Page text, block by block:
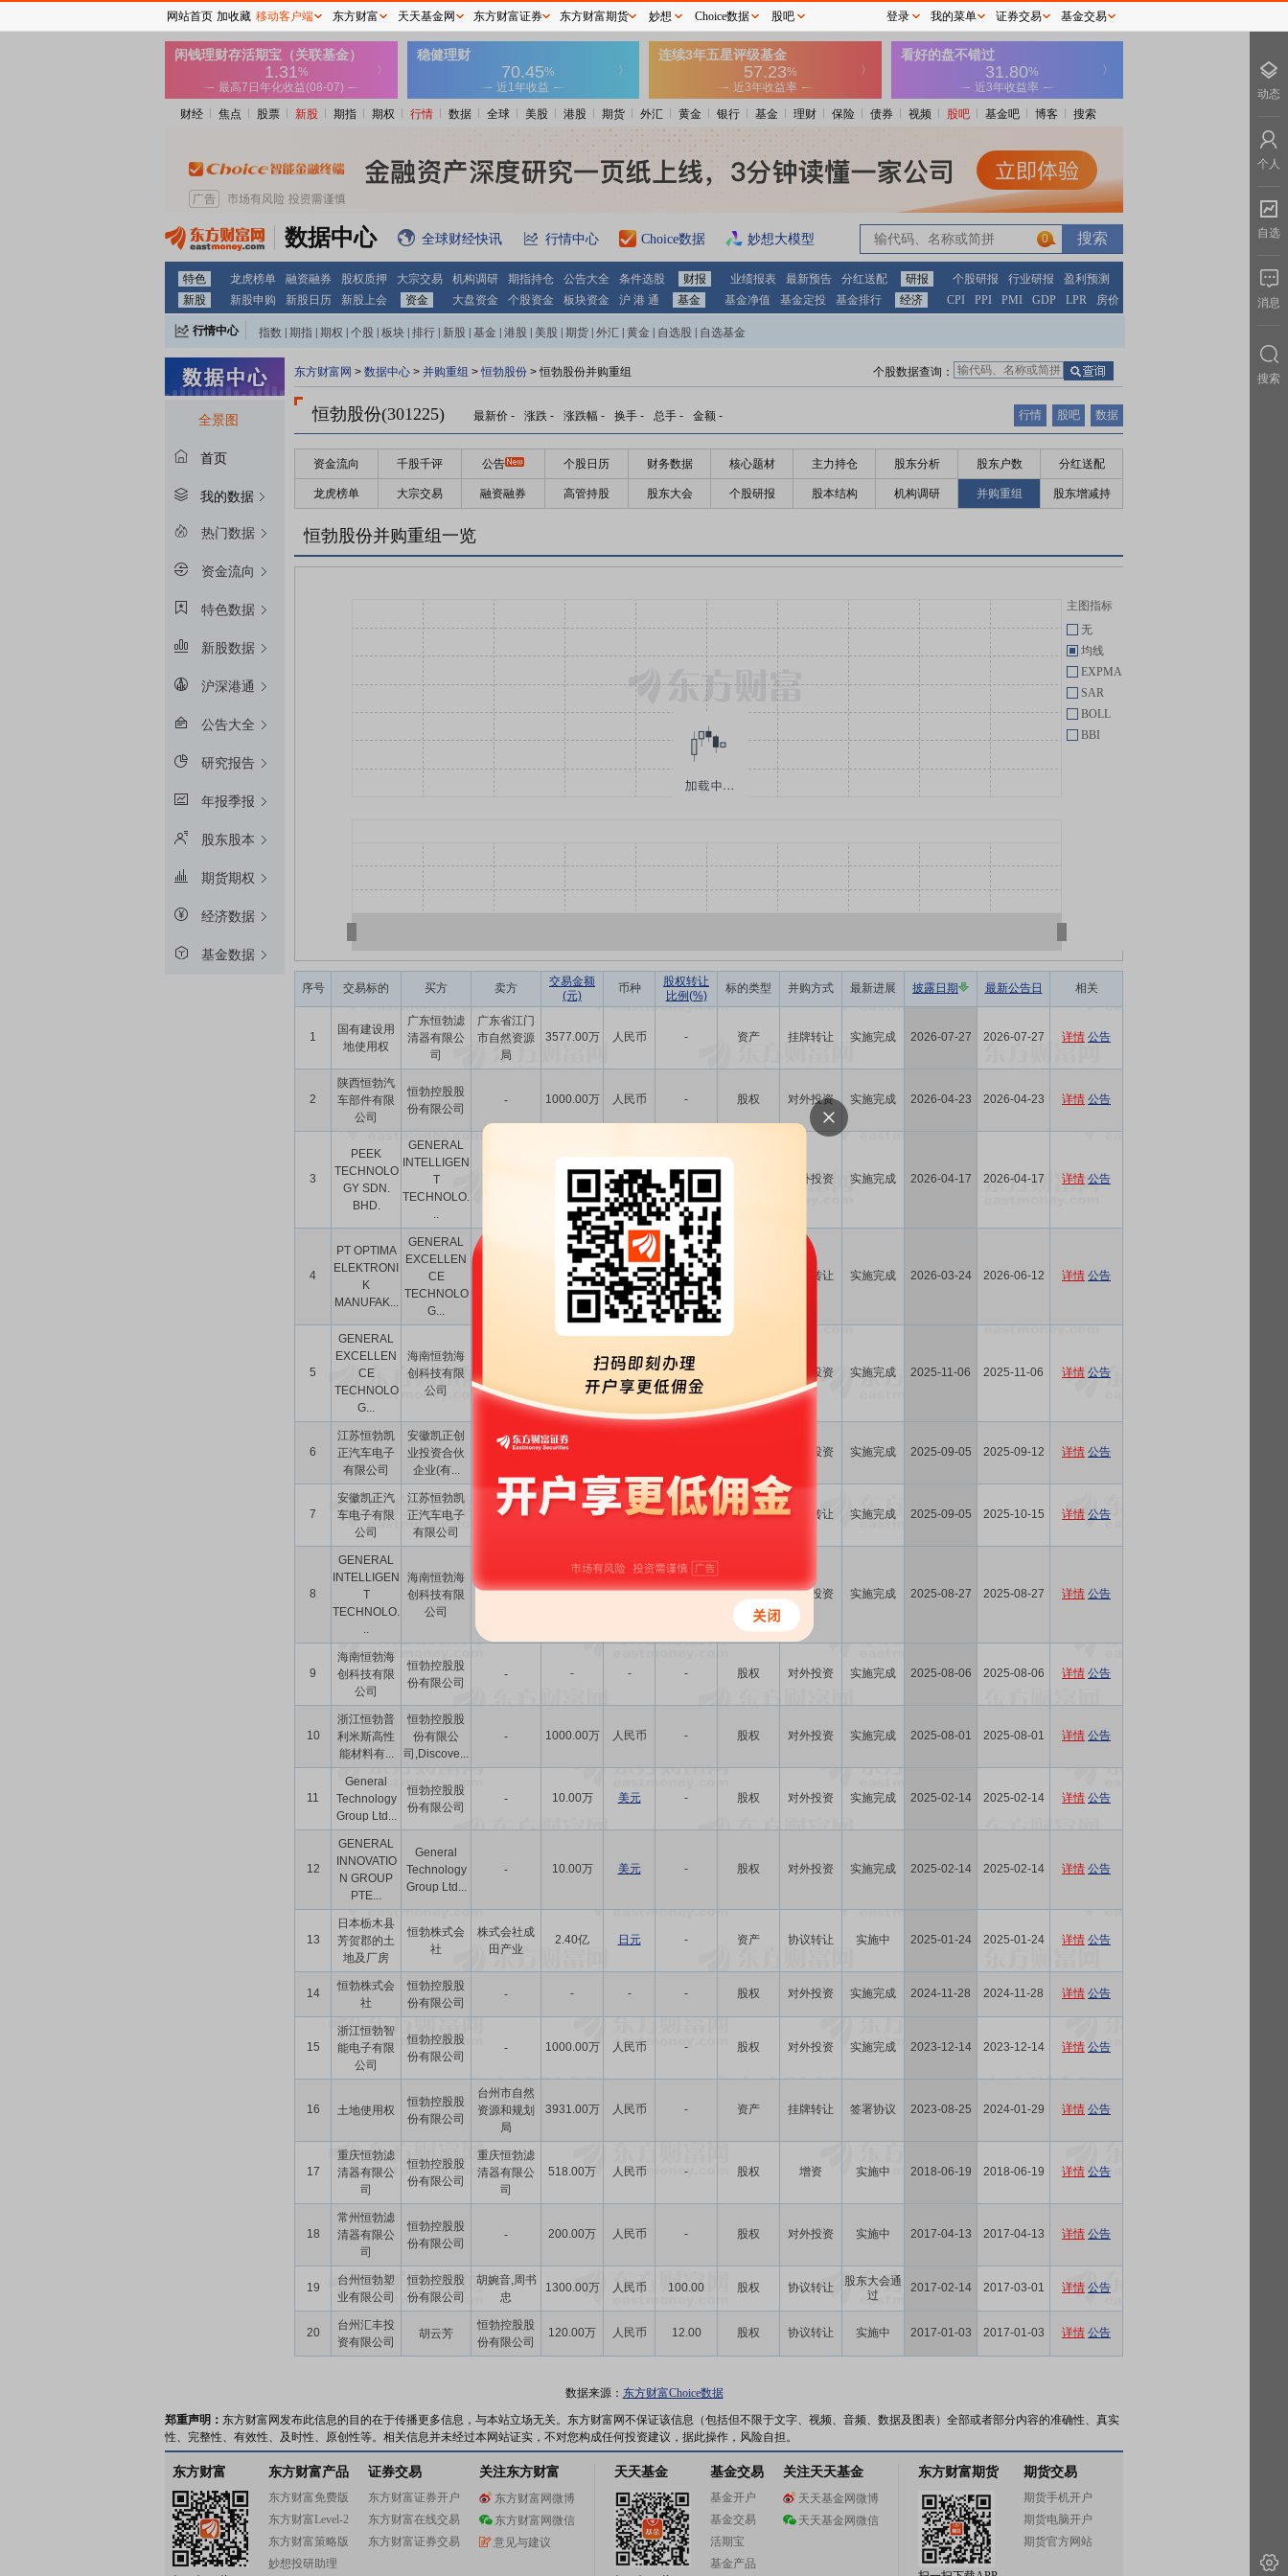
财经 焦点 股票 新股 期指 期权 行情 数据 全球 美股 港股 期货 外汇 黄金 银行 基金 理财 保险 债券 视频 股吧 基金吧 博客 搜索
数据中心 全球财经快讯 行情中心 Choice数据 妙想大模型 0
特色 龙虎榜单 融资融券 股权质押 大宗交易 机构调研 期指持仓 公告大全 条件选股 财报 业绩报表 最新预告 分红送配 研报 个股研报 行业研报
盈利预测
新股
新股申购 新股日历 新股上会 资金 大盘资金 个股资金 板块资金 沪 港 通 基金 基金净值 基金定投 基金排行 经济 CPI PPI PMI GDP LPR 房价
行情中心 指数 期指 期权 个股 板块 排行 新股 基金 港股 美股 期货 外汇 黄金 自选股 自选基金
全景图
首页
我的数据
热门数据
资金流向
特色数据
新股数据
沪深港通
公告大全
研究报告
年报季报
股东股本
期货期权
经济数据
基金数据
东方财富网 > 数据中心 > 并购重组 >恒勃股份 > 恒勃股份并购重组 个股数据查询：
恒勃股份(301225) 最新价 - 涨跌 - 涨跌幅 - 换手 - 总手 - 金额 - 行情 股吧 数据
资金流向 千股千评 公告 个股日历 财务数据 核心题材 主力持仓 股东分析 股东户数 分红送配
龙虎榜单 大宗交易 融资融券 高管持股 股东大会 个股研报 股本结构 机构调研 并购重组 股东增减持
恒勃股份并购重组一览
主图指标
无
均线
EXPMA
SAR
BOLL
BBI
序号 交易标的 买方 卖方
交易金额
(元)
币种
股权转让
比例(%)
标的类型 并购方式 最新进展 披露日期 最新公告日 相关
1
国有建设用
地使用权
广东恒勃滤
清器有限公
司
广东省江门
市自然资源
局
3577.00万 人民币 - 资产 挂牌转让 实施完成 2026-07-27 2026-07-27 详情 公告
2
陕西恒勃汽
车部件有限
公司
恒勃控股股
份有限公司
- 1000.00万 人民币 - 股权 对外投资 实施完成 2026-04-23 2026-04-23 详情 公告
3
PEEK
TECHNOLO
GY SDN.
BHD.
GENERAL
INTELLIGEN
T
TECHNOLO.
..
3000.00万
马来西亚
林吉特
- 对外投资 实施完成 2026-04-17 2026-04-17 详情 公告
4
PT OPTIMA
ELEKTRONI
K
MANUFAK...
GENERAL
EXCELLEN
CE
TECHNOLO
G...
KWEE PIE
861.18亿
印度尼西
亚卢比
- 协议转让 实施完成 2026-03-24 2026-06-12 详情 公告
5
GENERAL
EXCELLEN
CE
TECHNOLO
G...
海南恒勃海
创科技有限
公司
100.00万 美元 - 对外投资 实施完成 2025-11-06 2025-11-06 详情 公告
6
江苏恒勃凯
正汽车电子
有限公司
安徽凯正创
业投资合伙
企业(有...
- 对外投资 实施完成 2025-09-05 2025-09-12 详情 公告
7
安徽凯正汽
车电子有限
公司
江苏恒勃凯
正汽车电子
有限公司
广东敏弘新
材料科技有
- 100.00 股权 协议转让 实施完成 2025-09-05 2025-10-15 详情 公告
8
GENERAL
INTELLIGEN
T
TECHNOLO.
..
海南恒勃海
创科技有限
公司
- 100.00万 美元 - 股权 对外投资 实施完成 2025-08-27 2025-08-27 详情 公告
9
海南恒勃海
创科技有限
公司
恒勃控股股
份有限公司
- - - - 股权 对外投资 实施完成 2025-08-06 2025-08-06 详情 公告
10
浙江恒勃普
利米斯高性
能材料有...
恒勃控股股
份有限公
司,Discove...
- 1000.00万 人民币 - 股权 对外投资 实施完成 2025-08-01 2025-08-01 详情 公告
11
General
Technology
Group Ltd...
恒勃控股股
份有限公司
- 10.00万 美元 - 股权 对外投资 实施完成 2025-02-14 2025-02-14 详情 公告
12
GENERAL
INNOVATIO
N GROUP
PTE...
General
Technology
Group Ltd...
- 10.00万 美元 - 股权 对外投资 实施完成 2025-02-14 2025-02-14 详情 公告
13
日本栃木县
芳贺郡的土
地及厂房
恒勃株式会
社
株式会社成
田产业
2.40亿 日元 - 资产 协议转让 实施中 2025-01-24 2025-01-24 详情 公告
14
恒勃株式会
社
恒勃控股股
份有限公司
- - - - 股权 对外投资 实施完成 2024-11-28 2024-11-28 详情 公告
15
浙江恒勃智
能电子有限
公司
恒勃控股股
份有限公司
- 1000.00万 人民币 - 股权 对外投资 实施完成 2023-12-14 2023-12-14 详情 公告
16 土地使用权
恒勃控股股
份有限公司
台州市自然
资源和规划
局
3931.00万 人民币 - 资产 挂牌转让 签署协议 2023-08-25 2024-01-29 详情 公告
17
重庆恒勃滤
清器有限公
司
恒勃控股股
份有限公司
重庆恒勃滤
清器有限公
司
518.00万 人民币 - 股权 增资 实施中 2018-06-19 2018-06-19 详情 公告
18
常州恒勃滤
清器有限公
司
恒勃控股股
份有限公司
- 200.00万 人民币 - 股权 对外投资 实施中 2017-04-13 2017-04-13 详情 公告
19
台州恒勃塑
业有限公司
恒勃控股股
份有限公司
胡婉音,周书
忠
1300.00万 人民币 100.00 股权 协议转让
股东大会通
过
2017-02-14 2017-03-01 详情 公告
20
台州汇丰投
资有限公司
胡云芳
恒勃控股股
份有限公司
120.00万 人民币 12.00 股权 协议转让 实施中 2017-01-03 2017-01-03 详情 公告
数据来源： 东方财富Choice数据
郑重声明： 东方财富网发布此信息的目的在于传播更多信息，与本站立场无关。东方财富网不保证该信息（包括但不限于文字、视频、音频、数据及图表）全部或者部分内容的准确性、真实
性、完整性、有效性、及时性、原创性等。相关信息并未经过本网站证实，不对您构成任何投资建议，据此操作，风险自担。
东方财富 东方财富产品
东方财富免费版
东方财富Level-2
东方财富策略版
妙想投研助理
证券交易
东方财富证券开户
东方财富在线交易
东方财富证券交易
关注东方财富
东方财富网微博
东方财富网微信
意见与建议
天天基金 基金交易
基金开户
基金交易
活期宝
基金产品
关注天天基金
天天基金网微博
天天基金网微信
东方财富期货 期货交易
期货手机开户
期货电脑开户
期货官方网站
网站首页 加收藏 移动客户端 东方财富 天天基金网 东方财富证券 东方财富期货 妙想 Choice数据 股吧 登录 我的菜单 证券交易 基金交易
动态
个人
自选
消息
搜索